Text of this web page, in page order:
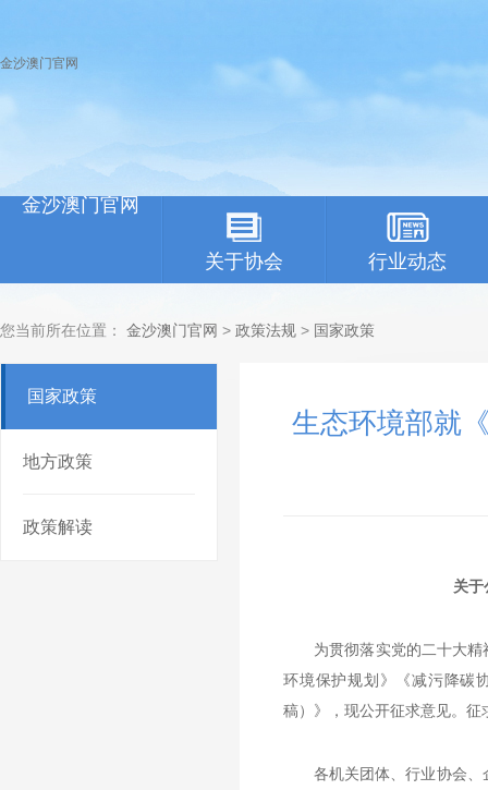
金沙澳门官网
金沙澳门官网
关于协会 行业动态
您当前所在位置： 金沙澳门官网 > 政策法规 > 国家政策
国家政策
地方政策
政策解读
生态环境部就
关于
为贯彻落实党的二十大
环境保护规划》《减污降碳
稿）》，现公开征求意见。征
各机关团体、行业协会